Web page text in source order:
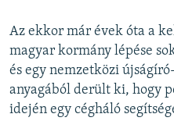
Az ekkor már évek óta a
magyar kormány lépése
és egy nemzetközi
anyagából derült ki, hogy
idején egy cégháló